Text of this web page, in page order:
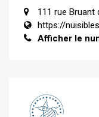
111 rue Bruant
https://
Afficher le